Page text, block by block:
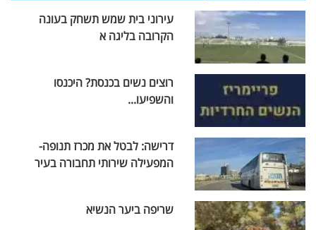
עירוני בית שמש תשחק בעונה
הקרובה בליגה א
רוצים נשים בכנסת? היכנסו
והשפיעו...
דרישה: לבטל את מכרז תנופה-
המפעילה שירותי תחבורה בעיר
שריפה ביער הנשיא